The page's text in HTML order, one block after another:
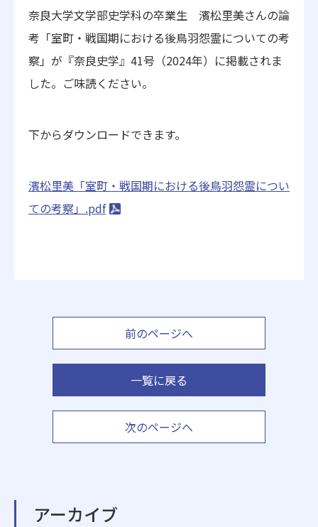
奈良大学文学部史学科の卒業生 濱松里美さんの論
考「室町・戦国期における後鳥羽怨霊についての考
察」が『奈良史学』41号（2024年）に掲載されま
した。ご味読ください。
下からダウンロードできます。
濱松里美「室町・戦国期における後鳥羽怨霊につい
ての考察」.pdf
前のページへ
一覧に戻る
次のページへ
アーカイブ